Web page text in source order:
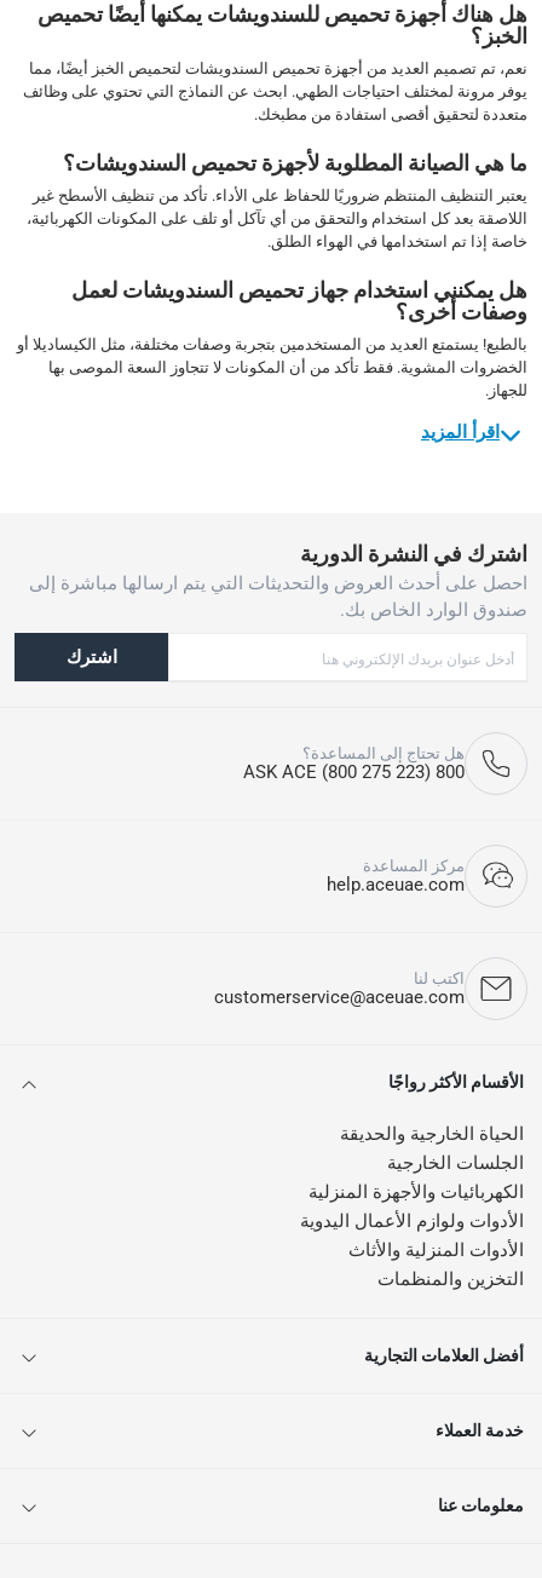
هل هناك أجهزة تحميص للسندويشات يمكنها أيضًا تحميص
الخبز؟
نعم، تم تصميم العديد من أجهزة تحميص السندويشات لتحميص الخبز أيضًا، مما
يوفر مرونة لمختلف احتياجات الطهي. ابحث عن النماذج التي تحتوي على وظائف
متعددة لتحقيق أقصى استفادة من مطبخك.
ما هي الصيانة المطلوبة لأجهزة تحميص السندويشات؟
يعتبر التنظيف المنتظم ضروريًا للحفاظ على الأداء. تأكد من تنظيف الأسطح غير
اللاصقة بعد كل استخدام والتحقق من أي تآكل أو تلف على المكونات الكهربائية،
خاصة إذا تم استخدامها في الهواء الطلق.
هل يمكنني استخدام جهاز تحميص السندويشات لعمل
وصفات أخرى؟
بالطبع! يستمتع العديد من المستخدمين بتجربة وصفات مختلفة، مثل الكيساديلا أو
الخضروات المشوية. فقط تأكد من أن المكونات لا تتجاوز السعة الموصى بها
للجهاز.
اقرأ المزيد
اشترك في النشرة الدورية
احصل على أحدث العروض والتحديثات التي يتم ارسالها مباشرة إلى
صندوق الوارد الخاص بك.
اشترك
هل تحتاج إلى المساعدة؟
800 ASK ACE (800 275 223)
مركز المساعدة
help.aceuae.com
اكتب لنا
customerservice@aceuae.com
الأقسام الأكثر رواجًا
الحياة الخارجية والحديقة
الجلسات الخارجية
الكهربائيات والأجهزة المنزلية
الأدوات ولوازم الأعمال اليدوية
الأدوات المنزلية والأثاث
التخزين والمنظمات
أفضل العلامات التجارية
خدمة العملاء
معلومات عنا